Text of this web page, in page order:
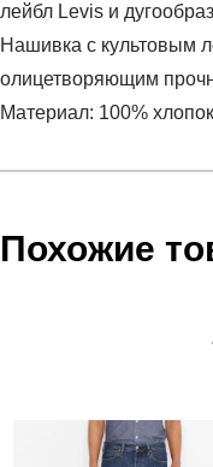
лейбл Levis и
Нашивка с культовым
олицетворяющим
Материал: 100% хлопок
Артикул:00501-3385
Jeans Light Indigo
Levi's ®
Состав: 100% хлопок
Условия оплаты
высылает Вам
мы не увидим Вашу
Самовывоз в Москве.
Похожие